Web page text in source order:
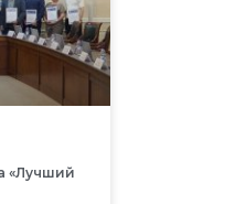
«Лучший